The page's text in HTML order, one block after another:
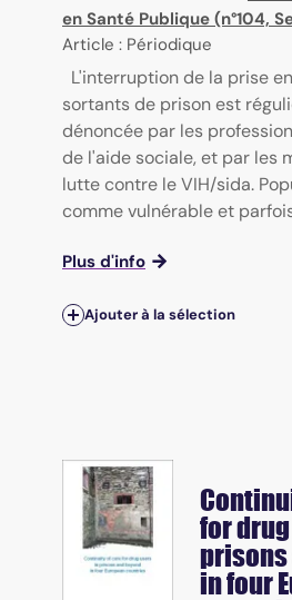
en Santé Publique (n°104,
Article : Périodique
L'interruption de la prise
sortants de prison est
dénoncée par les
de l'aide sociale, et par les
lutte contre le VIH/sida.
comme vulnérable et
Plus d'info
Ajouter à la sélection
for
prisons
in four